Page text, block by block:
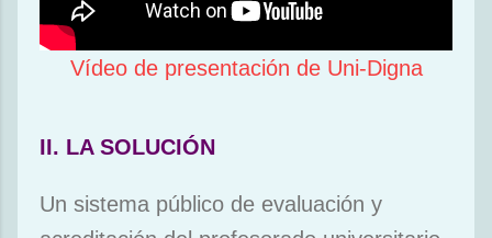
Vídeo de presentación de Uni-Digna
II. LA SOLUCIÓN
Un sistema público de evaluación y